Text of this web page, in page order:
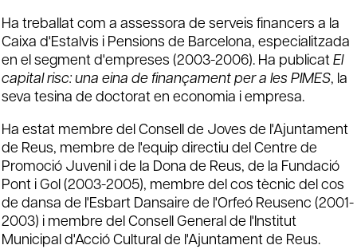
Ha treballat com a assessora de serveis financers a la
Caixa d'Estalvis i Pensions de Barcelona, especialitzada
en el segment d'empreses (2003-2006). Ha publicat El
capital risc: una eina de finançament per a les PIMES, la
seva tesina de doctorat en economia i empresa.
Ha estat membre del Consell de Joves de l'Ajuntament
de Reus, membre de l'equip directiu del Centre de
Promoció Juvenil i de la Dona de Reus, de la Fundació
Pont i Gol (2003-2005), membre del cos tècnic del cos
de dansa de l'Esbart Dansaire de l'Orfeó Reusenc (2001-
2003) i membre del Consell General de l'Institut
Municipal d'Acció Cultural de l'Ajuntament de Reus.